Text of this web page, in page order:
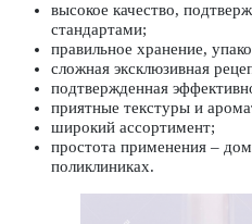
высокое качество,
стандартами;
правильное хранение,
сложная эксклюзивная
подтвержденная
приятные текстуры и
широкий ассортимент;
простота применения –
поликлиниках.